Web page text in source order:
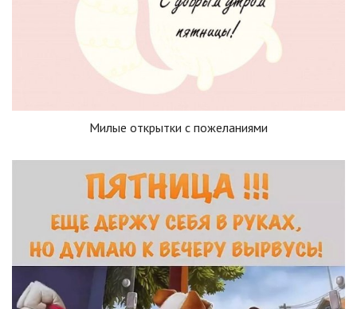
Милые открытки с пожеланиями